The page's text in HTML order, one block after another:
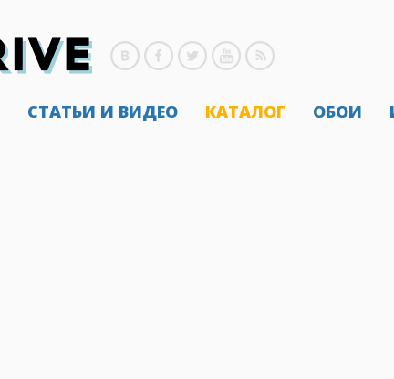
СТАТЬИ И ВИДЕО КАТАЛОГ ОБОИ